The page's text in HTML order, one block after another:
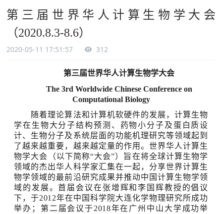
第三届世界华人计算生物学大会
（2020.8.3-8.6）
2020-05-11 17:51:57 312
第三届世界华人计算生物学大会
The 3rd Worldwide Chinese Conference on
Computational Biology
随着理论算法和计算机软硬件的发展，计算生物
学在生物大分子结构预测、药物小分子及蛋白质设
计、生物分子及系统层面的功能机理研究等领域起到
了越来越重要，越来越定量的作用。世界华人计算生
物学大会（以下简称“大会”）旨在将全球计算生物学
领域的杰出华人科学家汇集在一起，分享世界计算生
物学领域的最前沿研究成果并推动中国计算生物学领
域的发展。首届会议在张增辉和李国辉教授的倡议
下，于2012年在中国科学院大连化学物理研究所成功
举办；第二届会议于2018年在广州中山大学成功举